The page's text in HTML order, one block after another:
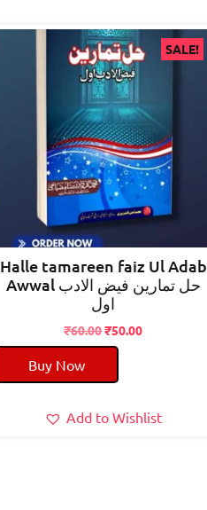
SALE!
Halle tamareen faiz Ul Adab
Awwal حل تمارین فیض الادب
اول
₹60.00Original
price
₹60.00.
₹50.00Current
Buy Now
Add to Wishlist